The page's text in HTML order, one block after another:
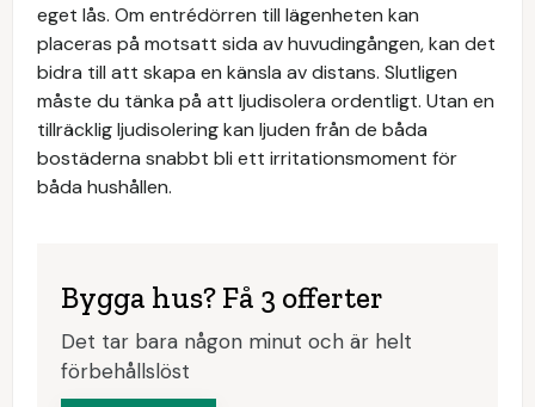
eget lås. Om entrédörren till lägenheten kan
placeras på motsatt sida av huvudingången, kan det
bidra till att skapa en känsla av distans. Slutligen
måste du tänka på att ljudisolera ordentligt. Utan en
tillräcklig ljudisolering kan ljuden från de båda
bostäderna snabbt bli ett irritationsmoment för
båda hushållen.
Bygga hus? Få 3 offerter
Det tar bara någon minut och är helt
förbehållslöst